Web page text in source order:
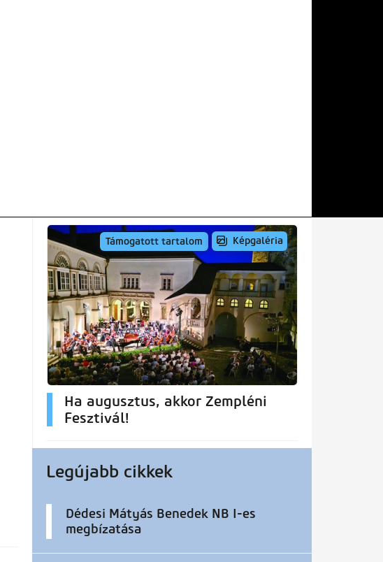
Támogatott tartalom Képgaléria
Ha augusztus, akkor Zempléni
Fesztivál!
Legújabb cikkek
Dédesi Mátyás Benedek NB I-es
megbízatása